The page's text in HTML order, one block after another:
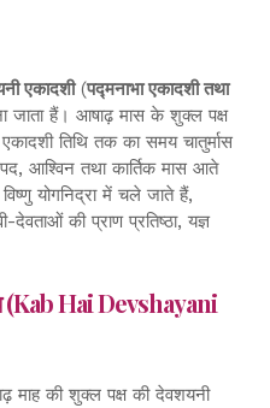
एकादशी(पद्मनाभा एकादशी तथा
जाता हैं। आषाढ़ मास के शुक्ल पक्ष
तिथि तक का समय चातुर्मास
आश्विन तथा कार्तिक मास आते
योगनिद्रा में चले जाते हैं,
देवताओं की प्राण प्रतिष्ठा, यज्ञ
(Kab Hai Devshayani
की शुक्ल पक्ष की देवशयनी